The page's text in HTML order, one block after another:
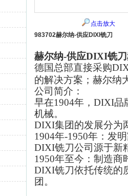
点击放大
983702赫尔纳-供应DIXI铣刀
赫尔纳-供应DIXI铣刀
德国总部直接采购
的解决方案；赫尔纳
公司简介：
早在1904年，DIXI品
机械。
DIXI集团的发展分为
1904年-1950年：发
DIXI铣刀公司源于新
1950年至今：制造商
DIXI铣刀依托传统的
团。